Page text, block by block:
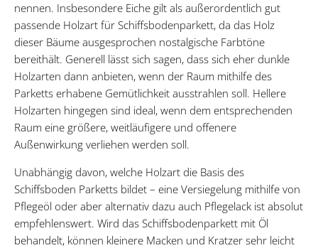
nennen. Insbesondere Eiche gilt als außerordentlich gut
passende Holzart für Schiffsbodenparkett, da das Holz
dieser Bäume ausgesprochen nostalgische Farbtöne
bereithält. Generell lässt sich sagen, dass sich eher dunkle
Holzarten dann anbieten, wenn der Raum mithilfe des
Parketts erhabene Gemütlichkeit ausstrahlen soll. Hellere
Holzarten hingegen sind ideal, wenn dem entsprechenden
Raum eine größere, weitläufigere und offenere
Außenwirkung verliehen werden soll.
Unabhängig davon, welche Holzart die Basis des
Schiffsboden Parketts bildet – eine Versiegelung mithilfe von
Pflegeöl oder aber alternativ dazu auch Pflegelack ist absolut
empfehlenswert. Wird das Schiffsbodenparkett mit Öl
behandelt, können kleinere Macken und Kratzer sehr leicht